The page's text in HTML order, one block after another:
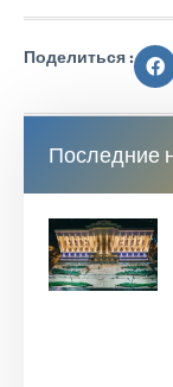
Поделиться :
Последние